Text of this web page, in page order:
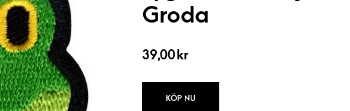
Groda
39,00 kr
KÖP NU